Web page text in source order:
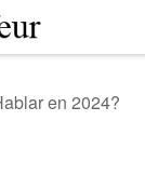
en 2024?